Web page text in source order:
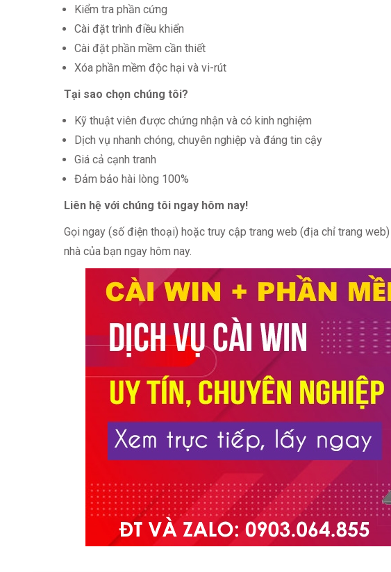
Kiểm tra phần cứng
Cài đặt trình điều khiển
Cài đặt phần mềm cần thiết
Xóa phần mềm độc hại và vi-rút
Tại sao chọn chúng tôi?
Kỹ thuật viên được chứng nhận và có kinh nghiệm
Dịch vụ nhanh chóng, chuyên nghiệp và đáng tin cậy
Giá cả cạnh tranh
Đảm bảo hài lòng 100%
Liên hệ với chúng tôi ngay hôm nay!
Gọi ngay (số điện thoại) hoặc truy cập trang web (địa chỉ trang
nhà của bạn ngay hôm nay.